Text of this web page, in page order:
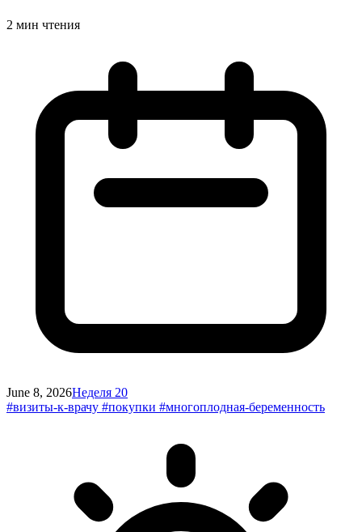
2 мин чтения
June 8, 2026Неделя 20
#визиты-к-врачу #покупки #многоплодная-беременность